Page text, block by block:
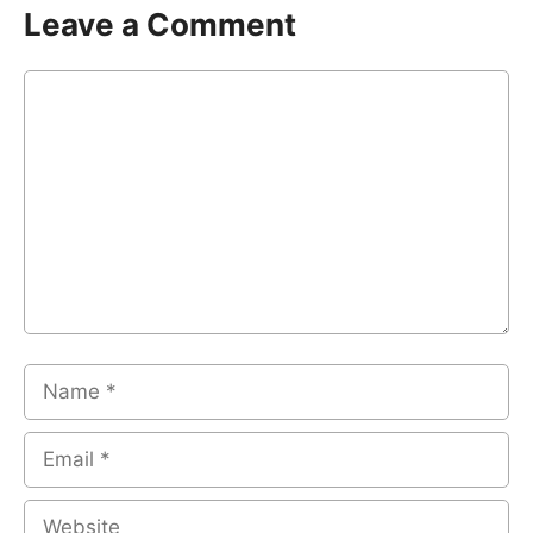
Leave a Comment
Comment
Name
Email
Website